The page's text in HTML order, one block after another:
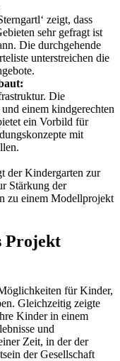
zeigt, dass
sehr gefragt ist
Die durchgehende
unterstreichen die
Die
einem kindgerechten
ein Vorbild für
mit
der Kindergarten zur
Stärkung der
zu einem Modellprojekt
Projekt
für Kinder,
Gleichzeitig zeigte
Kinder in einem
und
Zeit, in der der
der Gesellschaft